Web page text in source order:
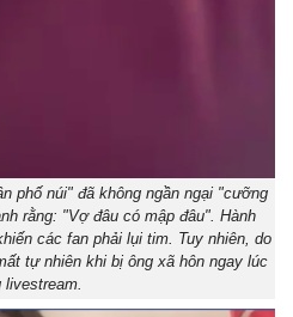
phố núi" đã không ngần ngại "cưỡng
rằng: "Vợ đâu có mập đâu". Hành
các fan phải lụi tim. Tuy nhiên, do
tự nhiên khi bị ông xã hôn ngay lúc
livestream.